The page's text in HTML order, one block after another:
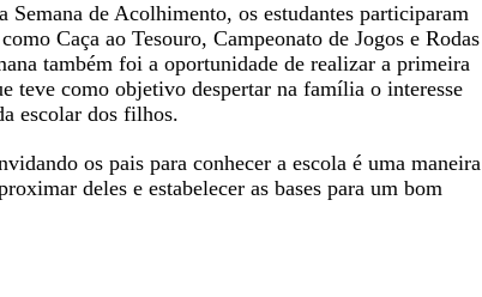
Semana de Acolhimento, os estudantes participaram
Caça ao Tesouro, Campeonato de Jogos e Rodas
também foi a oportunidade de realizar a primeira
teve como objetivo despertar na família o interesse
escolar dos filhos.
os pais para conhecer a escola é uma maneira
deles e estabelecer as bases para um bom